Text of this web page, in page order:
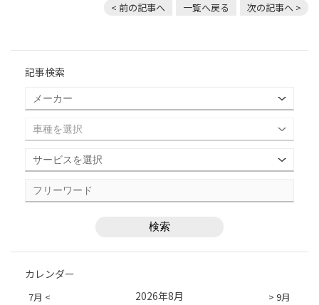
< 前の記事へ 一覧へ戻る 次の記事へ >
記事検索
カレンダー
7月 < > 9月
2026年8月